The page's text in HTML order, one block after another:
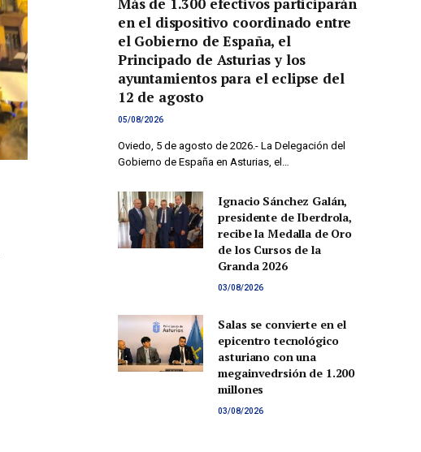
Más de 1.300 efectivos participarán
en el dispositivo coordinado entre
el Gobierno de España, el
Principado de Asturias y los
ayuntamientos para el eclipse del
12 de agosto
05/08/2026
Oviedo, 5 de agosto de 2026.- La Delegación del
Gobierno de España en Asturias, el…
Ignacio Sánchez Galán,
presidente de Iberdrola,
recibe la Medalla de Oro
de los Cursos de la
Granda 2026
03/08/2026
Salas se convierte en el
epicentro tecnológico
asturiano con una
megainvedrsión de 1.200
millones
03/08/2026